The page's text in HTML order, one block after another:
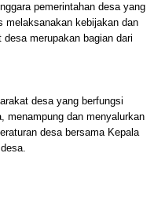
pemerintahan desa yang
melaksanakan kebijakan dan
merupakan bagian dari
desa yang berfungsi
menampung dan menyalurkan
desa bersama Kepala